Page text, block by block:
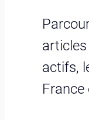
actifs,
France